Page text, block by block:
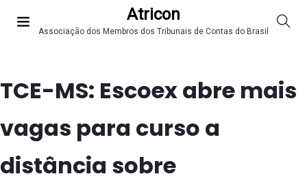
Atricon
Associação dos Membros dos Tribunais de Contas do Brasil
TCE-MS: Escoex abre mais
vagas para curso a
distância sobre